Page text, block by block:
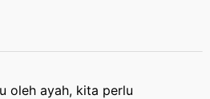
oleh ayah, kita perlu